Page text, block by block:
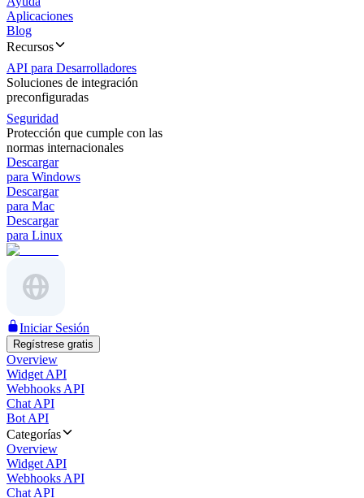
Aplicaciones
Blog
Recursos
API para Desarrolladores
Soluciones de integración
preconfiguradas
Seguridad
Protección que cumple con las
normas internacionales
Descargar
para Windows
Descargar
para Mac
Descargar
para Linux
Iniciar Sesión
Regístrese gratis
Overview
Widget API
Webhooks API
Chat API
Bot API
Categorías
Overview
Widget API
Webhooks API
Chat API